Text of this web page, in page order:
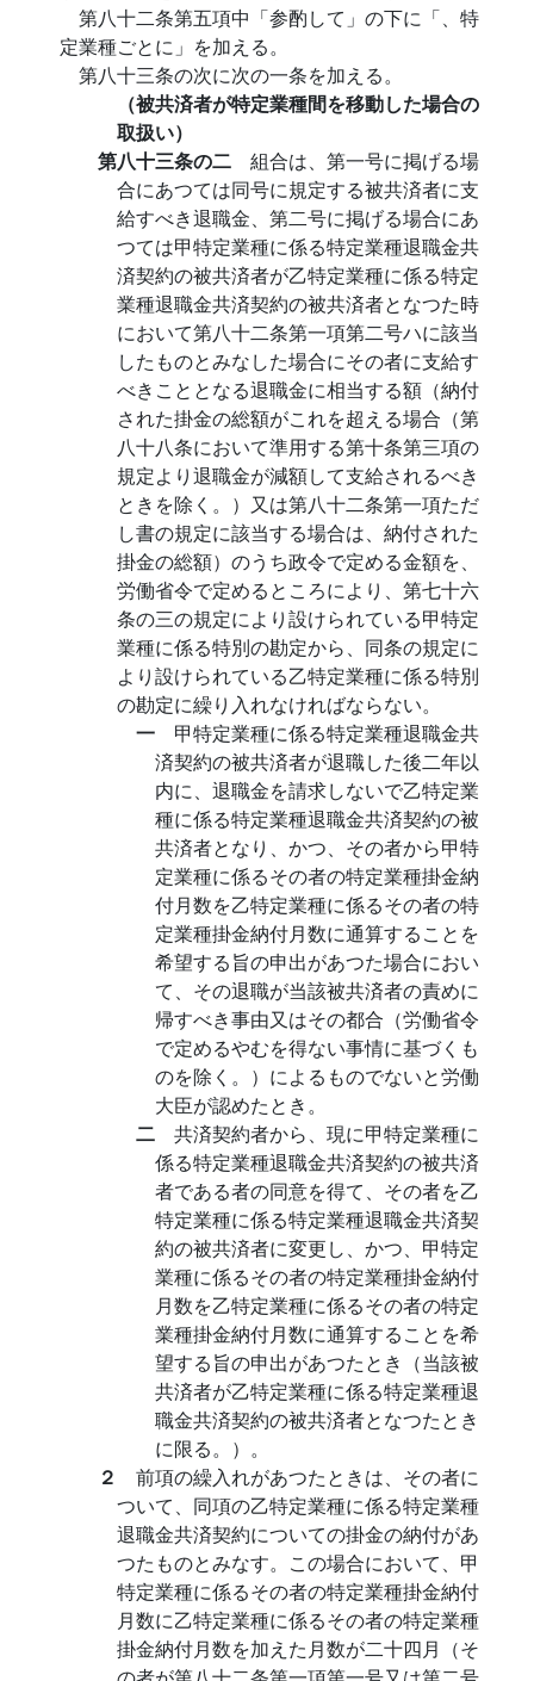
第八十二条第五項中「参酌して」の下に「、特
定業種ごとに」を加える。
第八十三条の次に次の一条を加える。
（被共済者が特定業種間を移動した場合の
取扱い）
第八十三条の二 組合は、第一号に掲げる場
合にあつては同号に規定する被共済者に支
給すべき退職金、第二号に掲げる場合にあ
つては甲特定業種に係る特定業種退職金共
済契約の被共済者が乙特定業種に係る特定
業種退職金共済契約の被共済者となつた時
において第八十二条第一項第二号ハに該当
したものとみなした場合にその者に支給す
べきこととなる退職金に相当する額（納付
された掛金の総額がこれを超える場合（第
八十八条において準用する第十条第三項の
規定より退職金が減額して支給されるべき
ときを除く。）又は第八十二条第一項ただ
し書の規定に該当する場合は、納付された
掛金の総額）のうち政令で定める金額を、
労働省令で定めるところにより、第七十六
条の三の規定により設けられている甲特定
業種に係る特別の勘定から、同条の規定に
より設けられている乙特定業種に係る特別
の勘定に繰り入れなければならない。
一 甲特定業種に係る特定業種退職金共
済契約の被共済者が退職した後二年以
内に、退職金を請求しないで乙特定業
種に係る特定業種退職金共済契約の被
共済者となり、かつ、その者から甲特
定業種に係るその者の特定業種掛金納
付月数を乙特定業種に係るその者の特
定業種掛金納付月数に通算することを
希望する旨の申出があつた場合におい
て、その退職が当該被共済者の責めに
帰すべき事由又はその都合（労働省令
で定めるやむを得ない事情に基づくも
のを除く。）によるものでないと労働
大臣が認めたとき。
二 共済契約者から、現に甲特定業種に
係る特定業種退職金共済契約の被共済
者である者の同意を得て、その者を乙
特定業種に係る特定業種退職金共済契
約の被共済者に変更し、かつ、甲特定
業種に係るその者の特定業種掛金納付
月数を乙特定業種に係るその者の特定
業種掛金納付月数に通算することを希
望する旨の申出があつたとき（当該被
共済者が乙特定業種に係る特定業種退
職金共済契約の被共済者となつたとき
に限る。）。
２ 前項の繰入れがあつたときは、その者に
ついて、同項の乙特定業種に係る特定業種
退職金共済契約についての掛金の納付があ
つたものとみなす。この場合において、甲
特定業種に係るその者の特定業種掛金納付
月数に乙特定業種に係るその者の特定業種
掛金納付月数を加えた月数が二十四月（そ